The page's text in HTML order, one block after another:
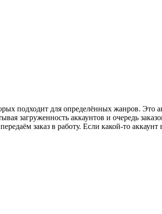
подходит для определённых жанров. Это
загруженность аккаунтов и очередь
заказ в работу. Если какой-то